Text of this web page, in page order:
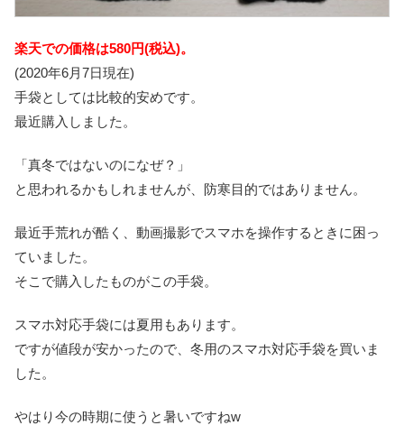
楽天での価格は580円(税込)。
(2020年6月7日現在)
手袋としては比較的安めです。
最近購入しました。
「真冬ではないのになぜ？」
と思われるかもしれませんが、防寒目的ではありません。
最近手荒れが酷く、動画撮影でスマホを操作するときに困っ
ていました。
そこで購入したものがこの手袋。
スマホ対応手袋には夏用もあります。
ですが値段が安かったので、冬用のスマホ対応手袋を買いま
した。
やはり今の時期に使うと暑いですねw